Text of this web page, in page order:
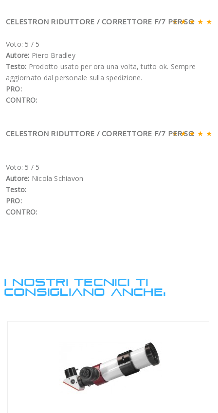
CELESTRON RIDUTTORE / CORRETTORE F/7 PER SC:
★ ★ ★ ★ ★
Voto: 5 / 5
Autore: Piero Bradley
Testo: Prodotto usato per ora una volta, tutto ok. Sempre
aggiornato dal personale sulla spedizione.
PRO:
CONTRO:
CELESTRON RIDUTTORE / CORRETTORE F/7 PER SC:
★ ★ ★ ★ ★
Voto: 5 / 5
Autore: Nicola Schiavon
Testo:
PRO:
CONTRO:
I NOSTRI TECNICI TI
CONSIGLIANO ANCHE: